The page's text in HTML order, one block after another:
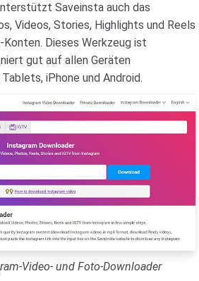
Saveinsta auch das
Videos, Stories, Highlights und Reels
Dieses Werkzeug ist
gut auf allen Geräten
iPhone und Android.
Video- und Foto-Downloader